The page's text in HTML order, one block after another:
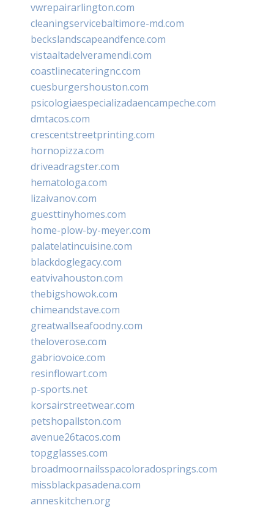
vwrepairarlington.com
cleaningservicebaltimore-md.com
beckslandscapeandfence.com
vistaaltadelveramendi.com
coastlinecateringnc.com
cuesburgershouston.com
psicologiaespecializadaencampeche.com
dmtacos.com
crescentstreetprinting.com
hornopizza.com
driveadragster.com
hematologa.com
lizaivanov.com
guesttinyhomes.com
home-plow-by-meyer.com
palatelatincuisine.com
blackdoglegacy.com
eatvivahouston.com
thebigshowok.com
chimeandstave.com
greatwallseafoodny.com
theloverose.com
gabriovoice.com
resinflowart.com
p-sports.net
korsairstreetwear.com
petshopallston.com
avenue26tacos.com
topgglasses.com
broadmoornailsspacoloradosprings.com
missblackpasadena.com
anneskitchen.org